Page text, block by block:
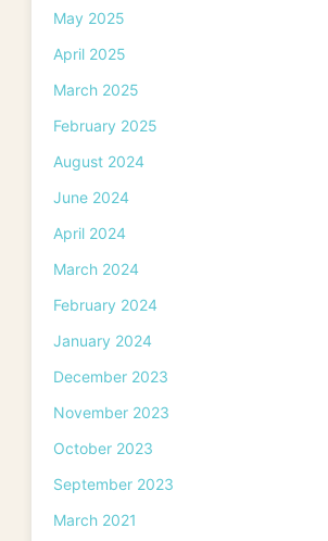
May 2025
April 2025
March 2025
February 2025
August 2024
June 2024
April 2024
March 2024
February 2024
January 2024
December 2023
November 2023
October 2023
September 2023
March 2021